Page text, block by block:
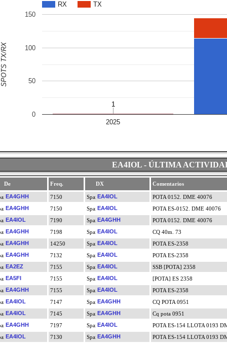
RX
TX
2025
0
50
100
150
1
1
SPOTS TX/RX
EA4IOL - ÚLTIMA
Freq. DX Comentarios
EA4GHH 7150 EA4IOL POTA 0152. DME 40076
EA4GHH
7150 EA4IOL POTA ES-0152. DME 40076
EA4IOL
7190 EA4GHH POTA 0152. DME 40076
EA4GHH
7198 EA4IOL CQ 40m. 73
EA4GHH
14250 EA4IOL POTA ES-2358
EA4GHH
7132 EA4IOL POTA ES-2358
EA2EZ
7155 EA4IOL SSB [POTA] 2358
EA5FI
7155 EA4IOL [POTA] ES 2358
EA4GHH
7155 EA4IOL POTA ES-2358
EA4IOL
7147 EA4GHH CQ POTA 0951
EA4IOL
7145 EA4GHH Cq pota 0951
EA4GHH
7197 EA4IOL POTA ES-154 LLOTA 0193
EA4IOL
7130 EA4GHH POTA ES-154 LLOTA 0193